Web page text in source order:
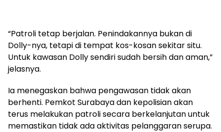
“Patroli tetap berjalan. Penindakannya bukan di
Dolly-nya, tetapi di tempat kos-kosan sekitar situ.
Untuk kawasan Dolly sendiri sudah bersih dan aman,”
jelasnya.
Ia menegaskan bahwa pengawasan tidak akan
berhenti. Pemkot Surabaya dan kepolisian akan
terus melakukan patroli secara berkelanjutan untuk
memastikan tidak ada aktivitas pelanggaran serupa.